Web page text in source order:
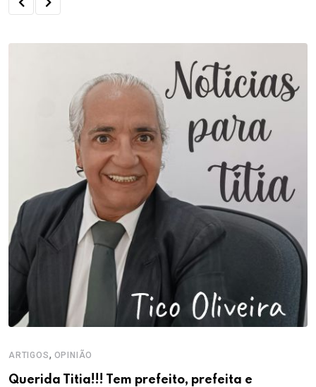
ARTIGOS, OPINIÃO
Querida Titia!!! Tem prefeito, prefeita e